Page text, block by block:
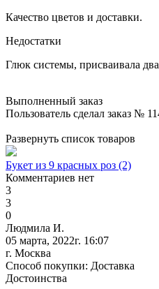
Качество цветов и доставки.
Недостатки
Глюк системы, присваивала
Выполненный заказ
Пользователь сделал заказ №
Развернуть список товаров
Букет из 9 красных роз (2)
Комментариев нет
3
3
0
Людмила И.
05 марта, 2022г. 16:07
г. Москва
Способ покупки: Доставка
Достоинства